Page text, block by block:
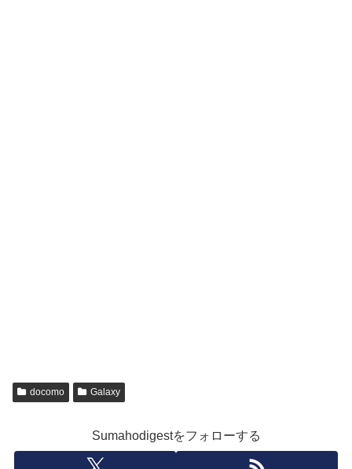
docomo Galaxy
Sumahodigestをフォローする